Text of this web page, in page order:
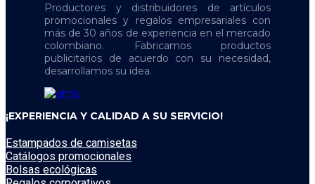
Productores y distribuidores de artículos
promocionales y regalos empresariales con
más de 30 años de experiencia en el mercado
colombiano. Fabricamos productos
publicitarios de acuerdo con su necesidad,
desarrollamos su idea.
¡EXPERIENCIA Y CALIDAD A SU SERVICIO!
Estampados de camisetas
Catálogos promocionales
Bolsas ecológicas